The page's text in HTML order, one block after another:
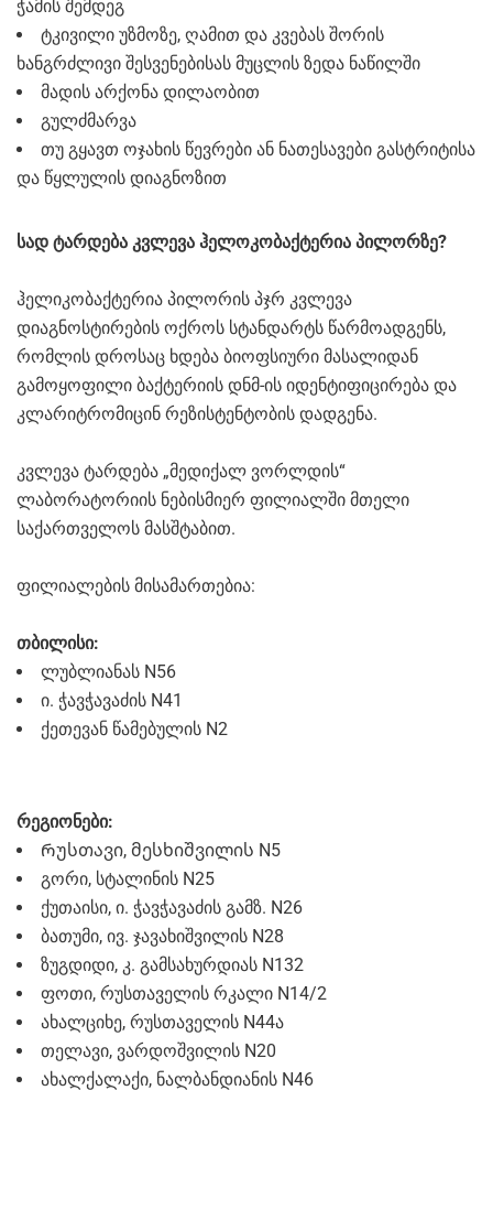
ჭამის შემდეგ
ტკივილი უზმოზე, ღამით და კვებას შორის
ხანგრძლივი შესვენებისას მუცლის ზედა ნაწილში
მადის არქონა დილაობით
გულძმარვა
თუ გყავთ ოჯახის წევრები ან ნათესავები გასტრიტისა
და წყლულის დიაგნოზით
სად ტარდება კვლევა ჰელოკობაქტერია პილორზე?
ჰელიკობაქტერია პილორის პჯრ კვლევა
დიაგნოსტირების ოქროს სტანდარტს წარმოადგენს,
რომლის დროსაც ხდება ბიოფსიური მასალიდან
გამოყოფილი ბაქტერიის დნმ-ის იდენტიფიცირება და
კლარიტრომიცინ რეზისტენტობის დადგენა.
კვლევა ტარდება „მედიქალ ვორლდის“
ლაბორატორიის ნებისმიერ ფილიალში მთელი
საქართველოს მასშტაბით.
ფილიალების მისამართებია:
თბილისი:
ლუბლიანას N56
ი. ჭავჭავაძის N41
ქეთევან წამებულის N2
რეგიონები:
Რუსთავი, მესხიშვილის N5
გორი, სტალინის N25
ქუთაისი, ი. ჭავჭავაძის გამზ. N26
ბათუმი, ივ. ჯავახიშვილის N28
ზუგდიდი, კ. გამსახურდიას N132
ფოთი, რუსთაველის რკალი N14/2
ახალციხე, რუსთაველის N44ა
თელავი, ვარდოშვილის N20
ახალქალაქი, ნალბანდიანის N46